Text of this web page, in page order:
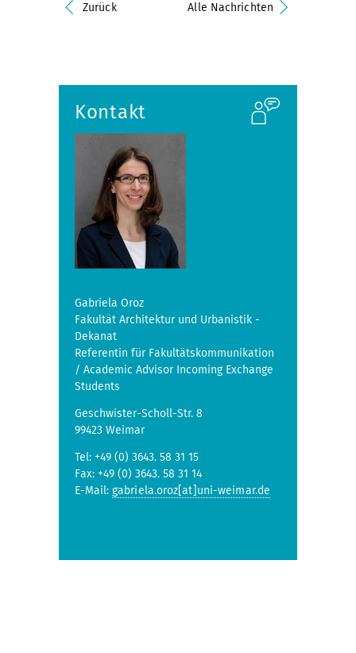
Zurück Alle Nachrichten
Kontakt
Gabriela Oroz
Fakultät Architektur und Urbanistik -
Dekanat
Referentin für Fakultätskommunikation
/ Academic Advisor Incoming Exchange
Students
Geschwister-Scholl-Str. 8
99423 Weimar
Tel: +49 (0) 3643. 58 31 15
Fax: +49 (0) 3643. 58 31 14
E-Mail: gabriela.oroz[at]uni-weimar.de